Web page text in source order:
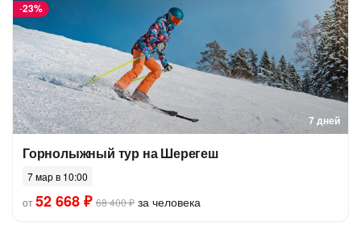
7 дней
-23%
Горнолыжный тур на Шерегеш
7 мар в 10:00
от52 668 ₽ 68 400 ₽ за человека